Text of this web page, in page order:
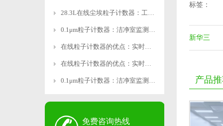
28.3L在线尘埃粒子计数器：工业级精准监测，智能操作
0.1μm粒子计数器：洁净室监测的精密利器
在线粒子计数器的优点：实时监测，精准高效
在线粒子计数器的优点：实时监测，精准高效
0.1μm粒子计数器：洁净室监测的精密利器
免费咨询热线
标签：
新华三
产品